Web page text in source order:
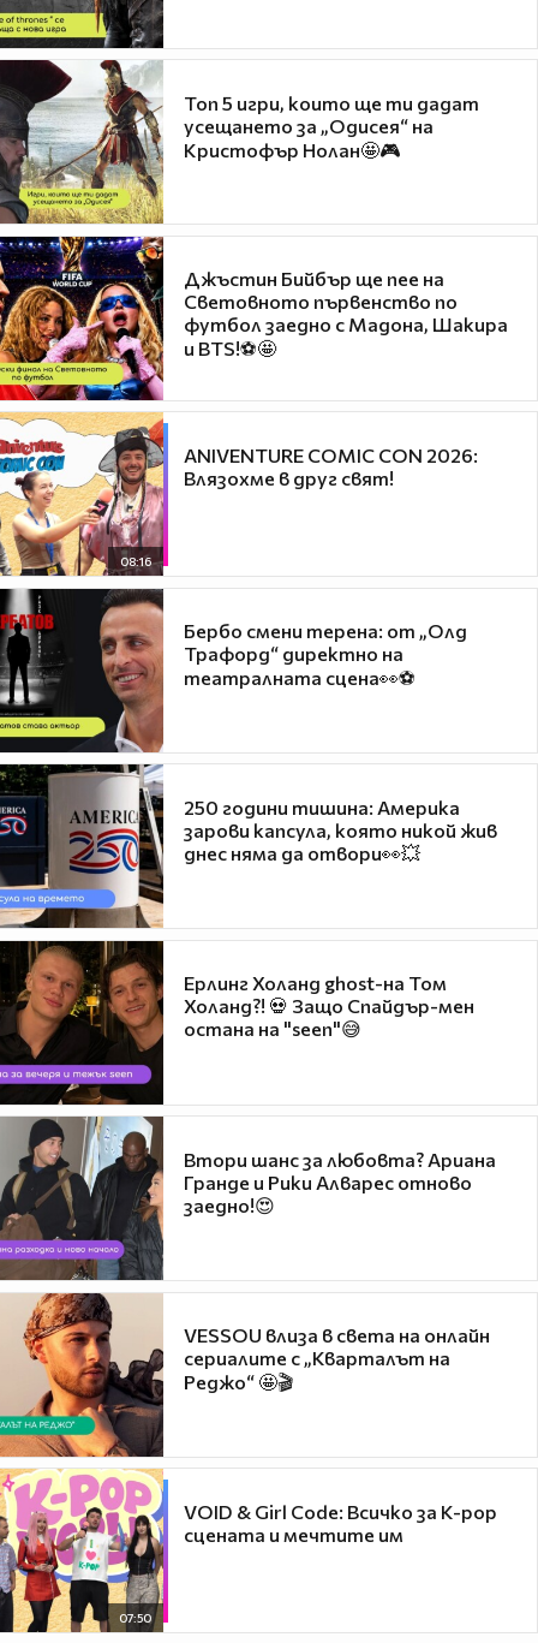
Топ 5 игри, които ще ти дадат
усещането за „Одисея“ на
Кристофър Нолан🤩🎮
Джъстин Бийбър ще пее на
Световното първенство по
футбол заедно с Мадона, Шакира
и BTS!⚽🤩
08:16
ANIVENTURE COMIC CON 2026:
Влязохме в друг свят!
Бербо смени терена: от „Олд
Трафорд“ директно на
театралната сцена👀⚽
250 години тишина: Америка
зарови капсула, която никой жив
днес няма да отвори👀💥
Ерлинг Холанд ghost-на Том
Холанд?! 💀 Защо Спайдър-мен
остана на "seen"😅
Втори шанс за любовта? Ариана
Гранде и Рики Алварес отново
заедно!😍
VESSOU влиза в света на онлайн
сериалите с „Кварталът на
Реджо“ 🤩🎬
07:50
VOID & Girl Code: Всичко за K-pop
сцената и мечтите им